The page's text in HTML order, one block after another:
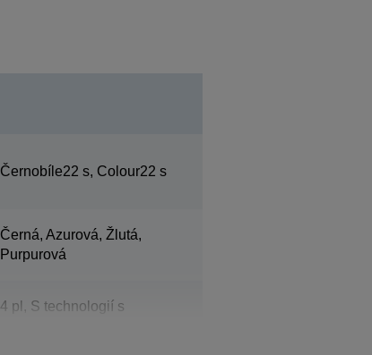
Černobíle22 s, Colour22 s
Černá, Azurová, Žlutá,
Purpurová
4 pl, S technologií s